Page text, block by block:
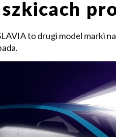
to drugi model marki